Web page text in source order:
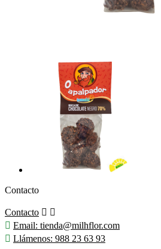
Contacto
Contacto  
 Email: tienda@milhflor.com
 Llámenos: 988 23 63 93